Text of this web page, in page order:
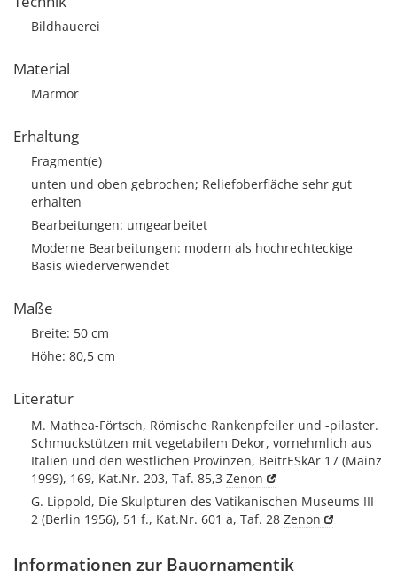
Bildhauerei
Material
Marmor
Erhaltung
Fragment(e)
unten und oben gebrochen; Reliefoberfläche sehr gut
erhalten
Bearbeitungen: umgearbeitet
Moderne Bearbeitungen: modern als hochrechteckige
Basis wiederverwendet
Maße
Breite: 50 cm
Höhe: 80,5 cm
Literatur
M. Mathea-Förtsch, Römische Rankenpfeiler und -pilaster.
Schmuckstützen mit vegetabilem Dekor, vornehmlich aus
Italien und den westlichen Provinzen, BeitrESkAr 17 (Mainz
1999), 169, Kat.Nr. 203, Taf. 85,3 Zenon
G. Lippold, Die Skulpturen des Vatikanischen Museums III
2 (Berlin 1956), 51 f., Kat.Nr. 601 a, Taf. 28 Zenon
Informationen zur Bauornamentik